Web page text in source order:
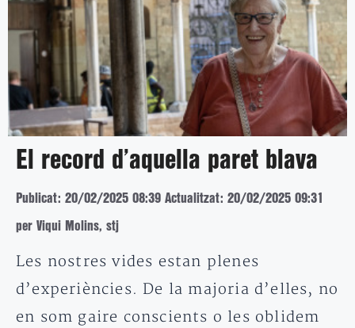
El record d’aquella paret blava
Publicat: 20/02/2025 08:39 Actualitzat: 20/02/2025 09:31
per Viqui Molins, stj
Les nostres vides estan plenes
d’experiències. De la majoria d’elles, no
en som gaire conscients o les oblidem